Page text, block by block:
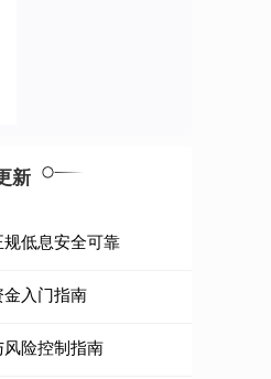
新
低息安全可靠
入门指南
险控制指南